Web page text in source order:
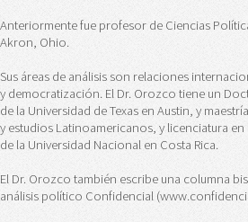
Anteriormente fue profesor de Ciencias
Akron, Ohio.
Sus áreas de análisis son relaciones
y democratización. El Dr. Orozco tiene un
de la Universidad de Texas en Austin, y
y estudios Latinoamericanos, y licenciatura
de la Universidad Nacional en Costa Rica.
El Dr. Orozco también escribe una columna
análisis político Confidencial